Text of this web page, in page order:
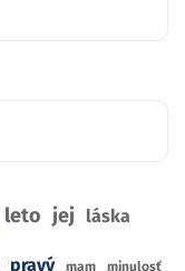
leto jej láska
pravý mam minulosť